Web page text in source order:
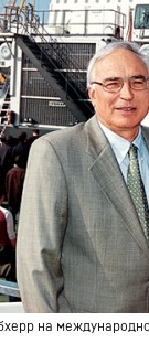
на